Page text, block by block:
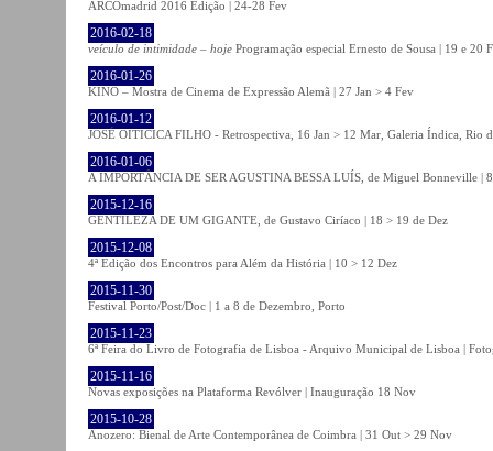
ARCOmadrid 2016 Edição | 24-28 Fev
2016-02-18
veículo de intimidade – hoje Programação especial Ernesto de Sousa | 19 e 20
2016-01-26
KINO – Mostra de Cinema de Expressão Alemã | 27 Jan > 4 Fev
2016-01-12
JOSÉ OITICICA FILHO - Retrospectiva, 16 Jan > 12 Mar, Galeria Índica, Rio
2016-01-06
A IMPORTÂNCIA DE SER AGUSTINA BESSA LUÍS, de Miguel Bonneville |
2015-12-16
GENTILEZA DE UM GIGANTE, de Gustavo Ciríaco | 18 > 19 de Dez
2015-12-08
4ª Edição dos Encontros para Além da História | 10 > 12 Dez
2015-11-30
Festival Porto/Post/Doc | 1 a 8 de Dezembro, Porto
2015-11-23
6ª Feira do Livro de Fotografia de Lisboa - Arquivo Municipal de Lisboa |
2015-11-16
Novas exposições na Plataforma Revólver | Inauguração 18 Nov
2015-10-28
Anozero: Bienal de Arte Contemporânea de Coimbra | 31 Out > 29 Nov